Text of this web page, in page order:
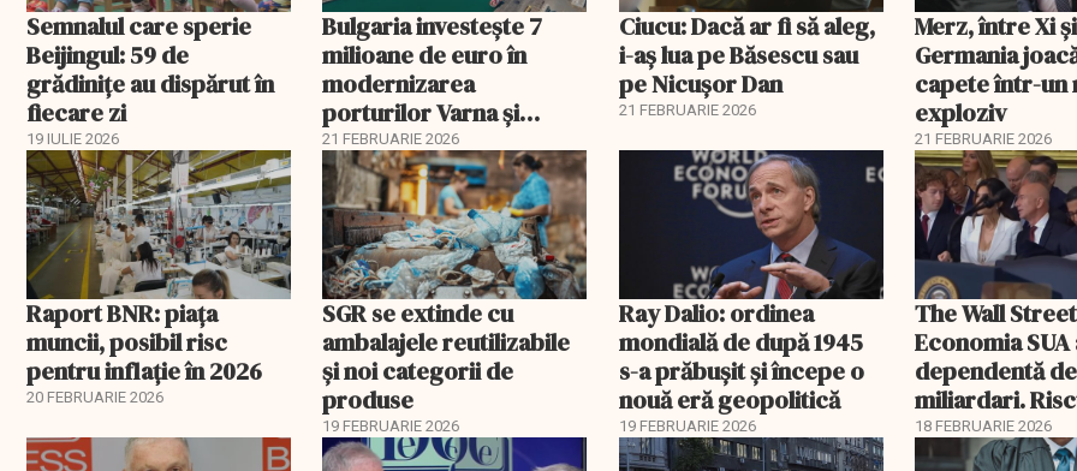
Semnalul care sperie
Beijingul: 59 de
grădinițe au dispărut în
fiecare zi
19 IULIE 2026
Bulgaria investește 7
milioane de euro în
modernizarea
porturilor Varna și
Burgas
21 FEBRUARIE 2026
Ciucu: Dacă ar fi să aleg,
i-aș lua pe Băsescu sau
pe Nicușor Dan
21 FEBRUARIE 2026
Merz, între Xi
Germania
capete într-un
exploziv
21 FEBRUARIE 2026
Raport BNR: piața
muncii, posibil risc
pentru inflație în 2026
20 FEBRUARIE 2026
SGR se extinde cu
ambalajele reutilizabile
și noi categorii de
produse
19 FEBRUARIE 2026
Ray Dalio: ordinea
mondială de după 1945
s-a prăbușit și începe o
nouă eră geopolitică
19 FEBRUARIE 2026
The Wall
Economia
dependentă de
miliardari.
pentru burse
18 FEBRUARIE 2026
EXCLUSIV EXCLUSIV